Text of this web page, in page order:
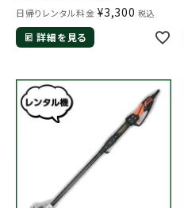
日帰りレンタル料金 ¥3,300 税込
詳細を見る